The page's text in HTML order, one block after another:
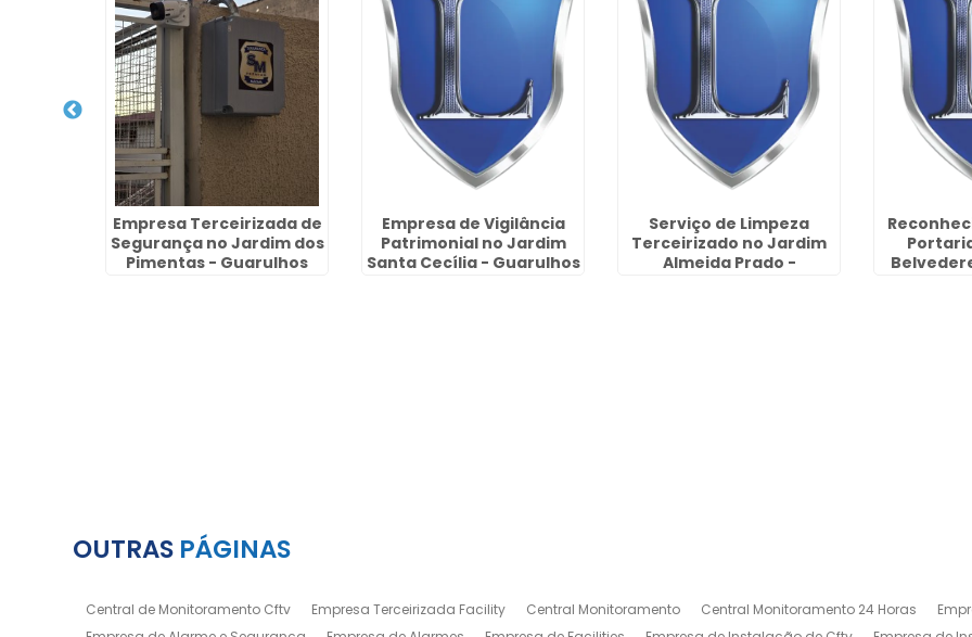
Empresa Terceirizada de
Segurança no Jardim dos
Pimentas - Guarulhos
Empresa de Vigilância
Patrimonial no Jardim
Santa Cecília - Guarulhos
Serviço de Limpeza
Terceirizado no Jardim
Almeida Prado -
OUTRAS PÁGINAS
Central de Monitoramento Cftv Empresa Terceirizada Facility Central Monitoramento Central Monitoramento 24 Horas